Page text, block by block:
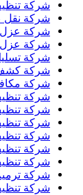
شركة
شركة نقل
شركة عزل
شركة عزل
شركة
شركة كشف
شركة
شركة
شركة
شركة
شركة
شركة
شركة
شركة
شركة